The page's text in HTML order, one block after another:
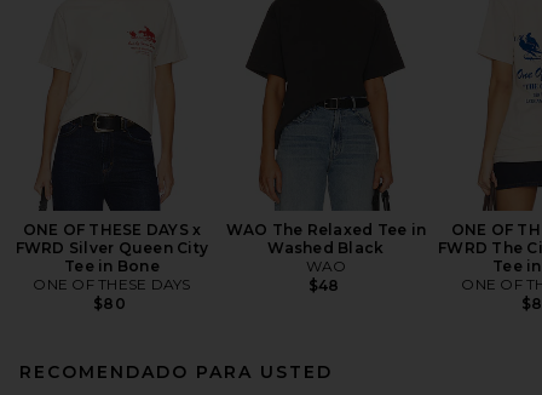
ONE OF THESE DAYS x
FWRD Silver Queen City
Tee in Bone
ONE OF THESE DAYS
$80
WAO The Relaxed Tee in
Washed Black
WAO
$48
ONE OF
FWRD The
Tee
ONE OF
RECOMENDADO PARA USTED